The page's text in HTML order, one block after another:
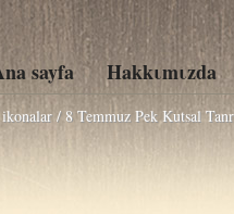
sayfa Hakkιmιzda
/8 Temmuz Pek Kutsal